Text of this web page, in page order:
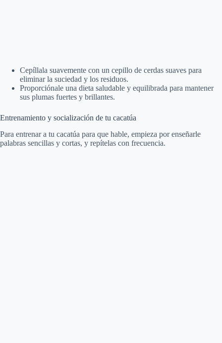
Cepíllala suavemente con un cepillo de cerdas suaves para
eliminar la suciedad y los residuos.
Proporciónale una dieta saludable y equilibrada para mantener
sus plumas fuertes y brillantes.
Entrenamiento y socialización de tu cacatúa
Para entrenar a tu cacatúa para que hable, empieza por enseñarle
palabras sencillas y cortas, y repítelas con frecuencia.